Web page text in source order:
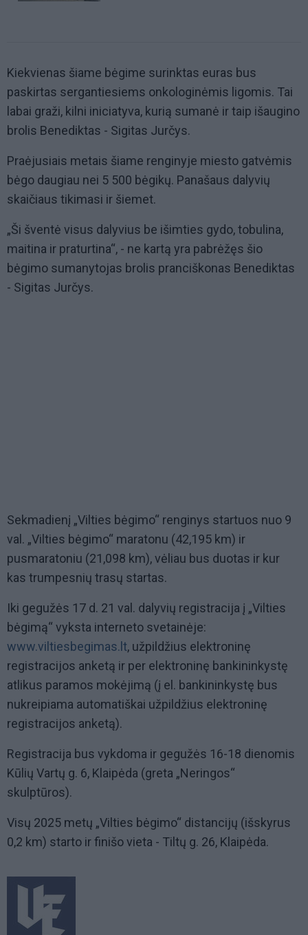
Kiekvienas šiame bėgime surinktas euras bus
paskirtas sergantiesiems onkologinėmis ligomis. Tai
labai graži, kilni iniciatyva, kurią sumanė ir taip išaugino
brolis Benediktas - Sigitas Jurčys.
Praėjusiais metais šiame renginyje miesto gatvėmis
bėgo daugiau nei 5 500 bėgikų. Panašaus dalyvių
skaičiaus tikimasi ir šiemet.
„Ši šventė visus dalyvius be išimties gydo, tobulina,
maitina ir praturtina“, - ne kartą yra pabrėžęs šio
bėgimo sumanytojas brolis pranciškonas Benediktas
- Sigitas Jurčys.
Sekmadienį „Vilties bėgimo“ renginys startuos nuo 9
val. „Vilties bėgimo“ maratonu (42,195 km) ir
pusmaratoniu (21,098 km), vėliau bus duotas ir kur
kas trumpesnių trasų startas.
Iki gegužės 17 d. 21 val. dalyvių registracija į „Vilties
bėgimą“ vyksta interneto svetainėje:
www.viltiesbegimas.lt, užpildžius elektroninę
registracijos anketą ir per elektroninę bankininkystę
atlikus paramos mokėjimą (į el. bankininkystę bus
nukreipiama automatiškai užpildžius elektroninę
registracijos anketą).
Registracija bus vykdoma ir gegužės 16-18 dienomis
Kūlių Vartų g. 6, Klaipėda (greta „Neringos“
skulptūros).
Visų 2025 metų „Vilties bėgimo“ distancijų (išskyrus
0,2 km) starto ir finišo vieta - Tiltų g. 26, Klaipėda.